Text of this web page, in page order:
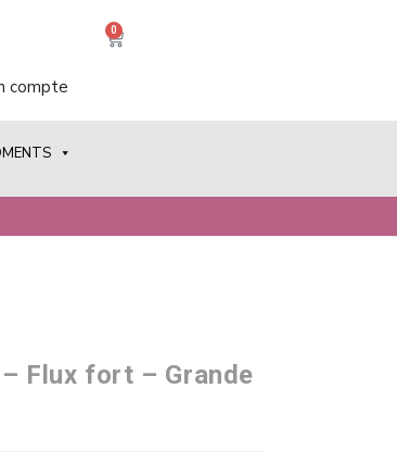
compte
0
Flux fort – Grande